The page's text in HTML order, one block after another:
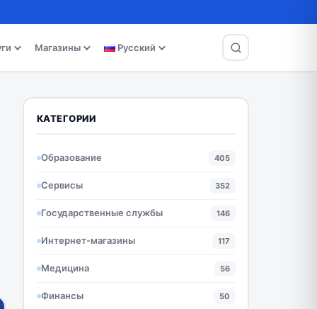
Магазины Русский
КАТЕГОРИИ
Образование 405
Сервисы 352
Государственные службы 146
Интернет-магазины 117
Медицина 56
Финансы 50